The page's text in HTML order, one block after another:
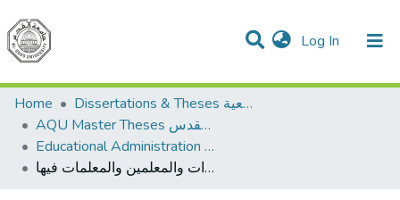
Log In (current)
Communities & Collections
All of DSpace
Home
Dissertations & Theses الرسائل الجامعية
AQU Master Theses الرسائل الجامعية الخاصة بجامعة القدس
Educational Administration الادارة التربوية
إدارة الوقت لدى مديري مدارس وكالة الغوث الدولية ومديراتها في منطقة القدس وأريحا من وجهة نظر المديرين والمديرات والمعلمين والمعلمات فيها